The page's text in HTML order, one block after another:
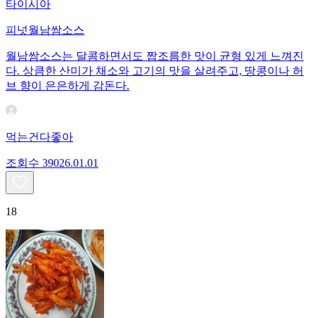
타이시아
피넛월남쌈소스
월남쌈소스는 달콤하면서도 짭조름한 맛이 균형 있게 느껴진
다. 상큼한 산미가 채소와 고기의 맛을 살려주고, 땅콩이나 허
브 향이 은은하게 감돈다.
먹는건다좋아
조회수 39026.01.01
18